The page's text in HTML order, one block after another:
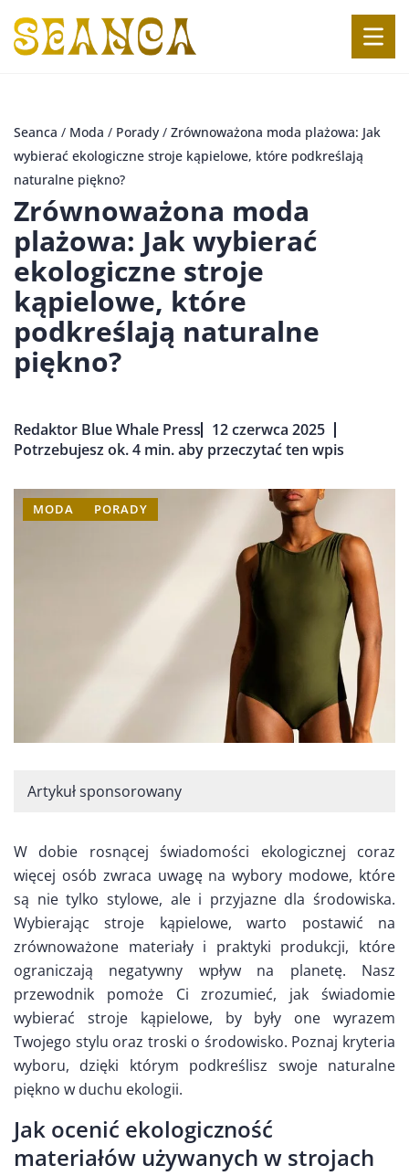
Seanca / Moda / Porady / Zrównoważona moda plażowa: Jak
wybierać ekologiczne stroje kąpielowe, które podkreślają
naturalne piękno?
Zrównoważona moda
plażowa: Jak wybierać
ekologiczne stroje
kąpielowe, które
podkreślają naturalne
piękno?
Redaktor Blue Whale Press
12 czerwca 2025
Potrzebujesz ok. 4 min. aby przeczytać ten wpis
MODA PORADY
Artykuł sponsorowany
W dobie rosnącej świadomości ekologicznej coraz
więcej osób zwraca uwagę na wybory modowe, które
są nie tylko stylowe, ale i przyjazne dla środowiska.
Wybierając stroje kąpielowe, warto postawić na
zrównoważone materiały i praktyki produkcji, które
ograniczają negatywny wpływ na planetę. Nasz
przewodnik pomoże Ci zrozumieć, jak świadomie
wybierać stroje kąpielowe, by były one wyrazem
Twojego stylu oraz troski o środowisko. Poznaj kryteria
wyboru, dzięki którym podkreślisz swoje naturalne
piękno w duchu ekologii.
Jak ocenić ekologiczność
materiałów używanych w strojach